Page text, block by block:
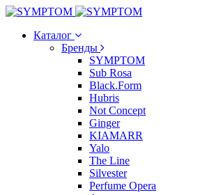
Каталог
Бренды
SYMPTOM
Sub Rosa
Black.Form
Hubris
Not Concept
Ginger
KIAMARR
Yalo
The Line
Silvester
Perfume Opera